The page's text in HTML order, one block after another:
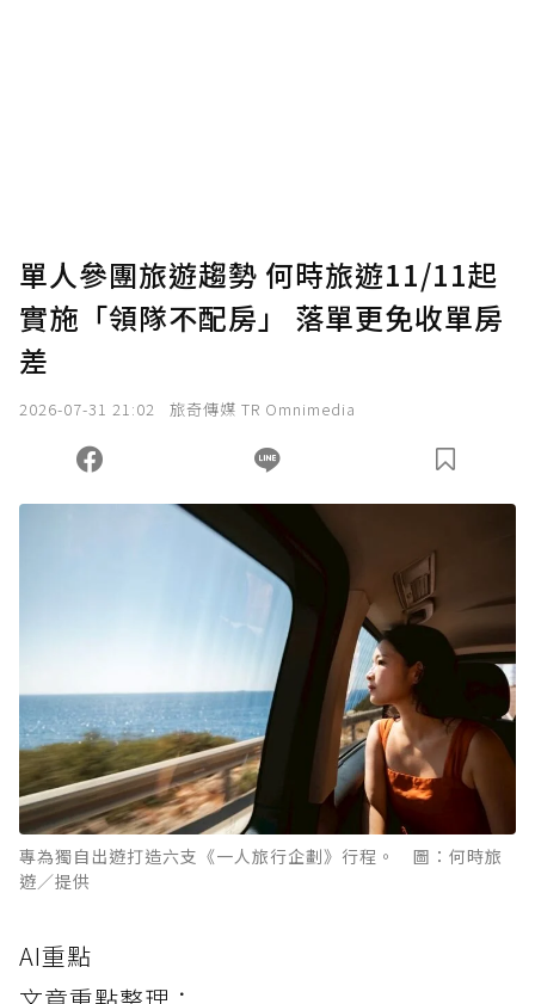
確認送出
您當前剩餘 U 利點數：0點；前往 購買點數
單人參團旅遊趨勢 何時旅遊11/11起
實施「領隊不配房」 落單更免收單房
差
2026-07-31 21:02 旅奇傳媒 TR Omnimedia
專為獨自出遊打造六支《一人旅行企劃》行程。 圖：何時旅
遊／提供
AI重點